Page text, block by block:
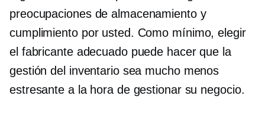
preocupaciones de almacenamiento y
cumplimiento por usted. Como mínimo, elegir
el fabricante adecuado puede hacer que la
gestión del inventario sea mucho menos
estresante a la hora de gestionar su negocio.